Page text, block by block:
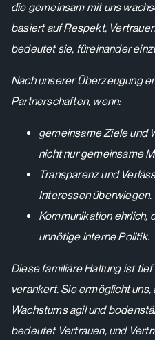
die gemeinsam mit uns
basiert auf Respekt,
bedeutet sie, füreinander
Nach unserer Überzeugung
Partnerschaften, wenn:
gemeinsame Ziele und
nicht nur gemeinsame
Transparenz und
Interessen überwiegen.
Kommunikation ehrlich,
unnötige interne Politik.
Diese familiäre Haltung ist
verankert. Sie ermöglicht uns,
Wachstums agil und
bedeutet Vertrauen, und